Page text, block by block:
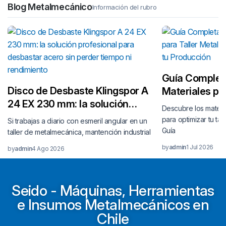
Blog MetalmecánicoInformación del rubro
Disco de Desbaste Klingspor A
24 EX 230 mm: la solución
profesional para desbastar
acero sin perder tiempo ni
rendimiento
Si trabajas a diario con esmeril angular en un
taller de metalmecánica, mantención industrial
byadmin4 Ago 2026
Guía
Materiales
tu Producción
Descubre los
para optimizar tu
Guía
byadmin1 Jul 2026
Seido - Máquinas, Herramientas
e Insumos Metalmecánicos en
Chile